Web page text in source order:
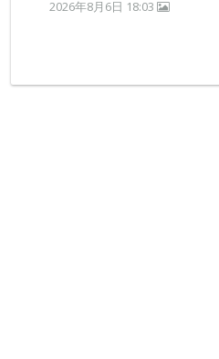
2026年8月6日 18:03